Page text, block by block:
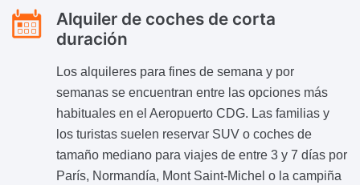
Alquiler de coches de corta
duración
Los alquileres para fines de semana y por
semanas se encuentran entre las opciones más
habituales en el Aeropuerto CDG. Las familias y
los turistas suelen reservar SUV o coches de
tamaño mediano para viajes de entre 3 y 7 días por
París, Normandía, Mont Saint-Michel o la campiña